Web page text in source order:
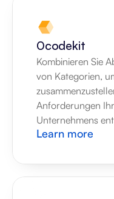
0codekit
Kombinieren Sie
von Kategorien,
Anforderungen
Unternehmens
Learn more